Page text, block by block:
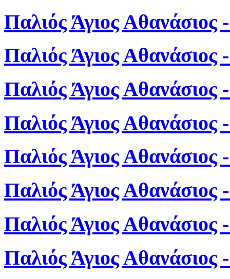
Παλιός Άγιος Αθανάσιος
Παλιός Άγιος Αθανάσιος
Παλιός Άγιος Αθανάσιος
Παλιός Άγιος Αθανάσιος
Παλιός Άγιος Αθανάσιος
Παλιός Άγιος Αθανάσιος
Παλιός Άγιος Αθανάσιος
Παλιός Άγιος Αθανάσιος